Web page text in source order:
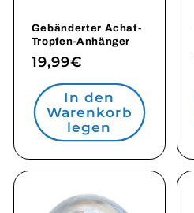
Gebänderter Achat-
Tropfen-Anhänger
Normaler
Preis
19,99€
In den
Warenkorb
legen